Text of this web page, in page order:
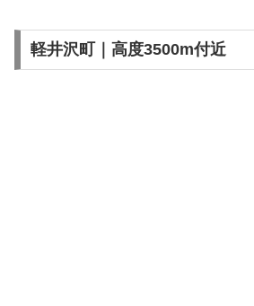
軽井沢町｜高度3500m付近